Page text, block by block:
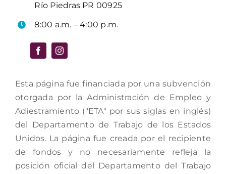
Río Piedras PR 00925
8:00 a.m. – 4:00 p.m.
Esta página fue financiada por una subvención
otorgada por la Administración de Empleo y
Adiestramiento ("ETA" por sus siglas en inglés)
del Departamento de Trabajo de los Estados
Unidos. La página fue creada por el recipiente
de fondos y no necesariamente refleja la
posición oficial del Departamento del Trabajo